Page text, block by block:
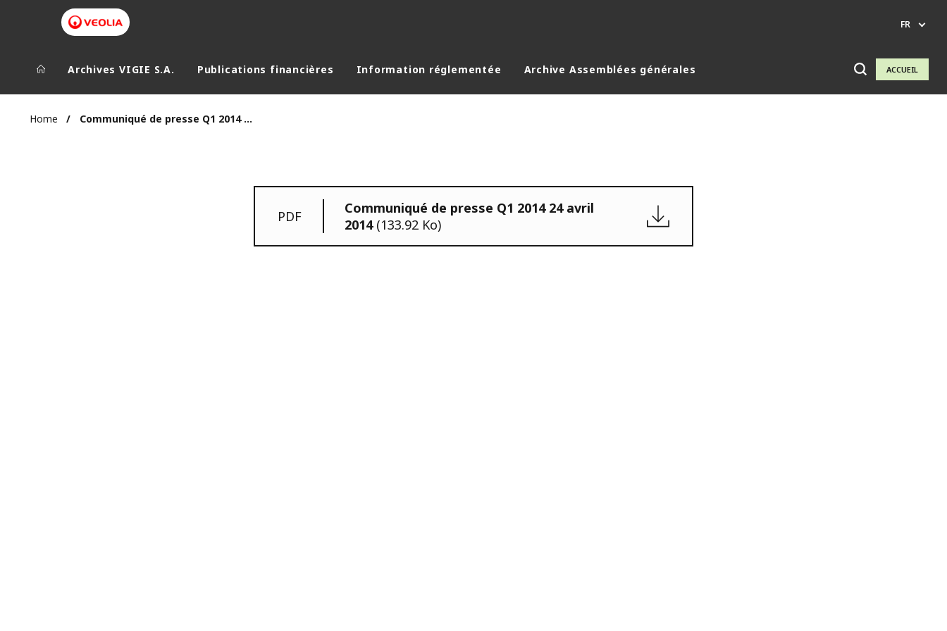
FR
Archives VIGIE S.A. Publications financières Information réglementée Archive Assemblées générales ACCUEIL
Home Communiqué de presse Q1 2014 24 avril 2014
PDF
Communiqué de presse Q1 2014 24 avril
2014 (133.92 Ko)